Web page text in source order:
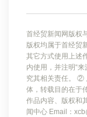
首经贸新闻网版权
版权均属于首经贸
其它方式使用上述
内使用，并注明“
究其相关责任。 ②
体，转载目的在于
作品内容、版权和
闻中心 Email：